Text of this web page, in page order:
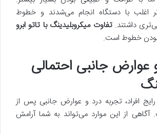
اغلب با دستگاه انجام می‌شدند و خطوط
داشتند.تفاوت میکروبلیدینگ با تاتو ابرو
خطوط است.
عوارض جانبی احتمالی
افراد، تجربه درد و عوارض جانبی پس از
آگاهی از این موارد می‌تواند به شما آرامش